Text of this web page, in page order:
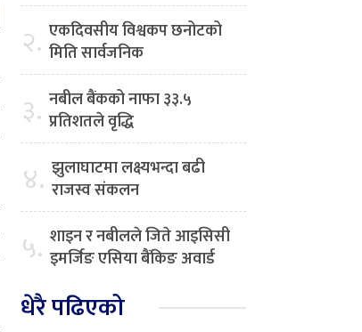
२. एकदिवसीय विश्वकप छनोटको
मिति सार्वजनिक
३. नबील बैंकको नाफा ३३.५
प्रतिशतले वृद्धि
४. झुलाघाटमा लक्ष्यभन्दा बढी
राजस्व संकलन
५. शाइन र नबीलले जिते आइसिसी
इमर्जिङ एसिया बैंकिङ अवार्ड
धेरै पढिएको